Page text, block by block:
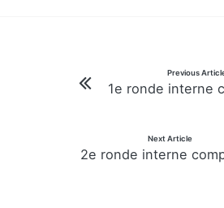
navigatie
Previous
1e ronde interne
Next Article
2e ronde interne